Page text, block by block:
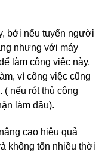
bởi nếu tuyển người
nhưng với máy
làm công việc này,
vì công việc cũng
nếu rót thủ công
làm đâu).
cao hiệu quả
không tốn nhiều thời